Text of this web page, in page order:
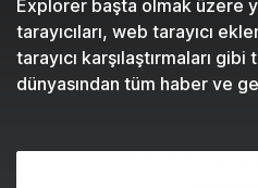
Explorer başta olmak üzere
tarayıcıları, web tarayıcı
tarayıcı karşılaştırmaları gibi
dünyasından tüm haber ve